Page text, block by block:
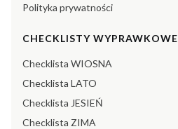
Polityka prywatności
CHECKLISTY WYPRAWKOWE
Checklista WIOSNA
Checklista LATO
Checklista JESIEŃ
Checklista ZIMA